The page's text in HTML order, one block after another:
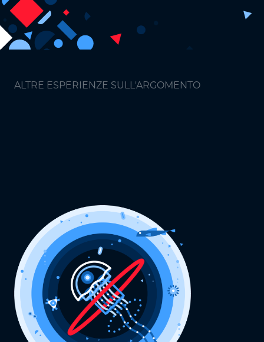
ALTRE ESPERIENZE SULL'ARGOMENTO